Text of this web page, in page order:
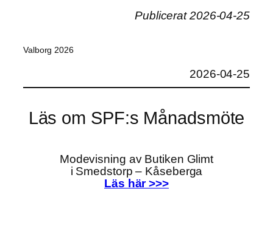
Publicerat 2026-04-25
Valborg 2026
2026-04-25
Läs om SPF:s Månadsmöte
Modevisning av Butiken Glimt
i Smedstorp – Kåseberga
Läs här >>>